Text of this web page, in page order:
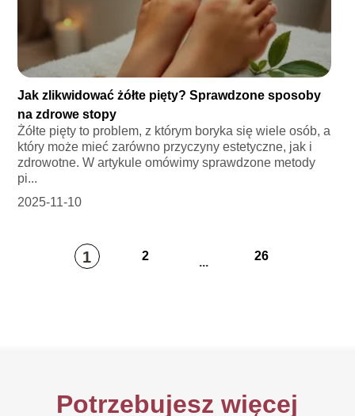
Jak zlikwidować żółte pięty? Sprawdzone sposoby
na zdrowe stopy
Żółte pięty to problem, z którym boryka się wiele osób, a
który może mieć zarówno przyczyny estetyczne, jak i
zdrowotne. W artykule omówimy sprawdzone metody
pi...
2025-11-10
1 2 ... 26
Potrzebujesz więcej